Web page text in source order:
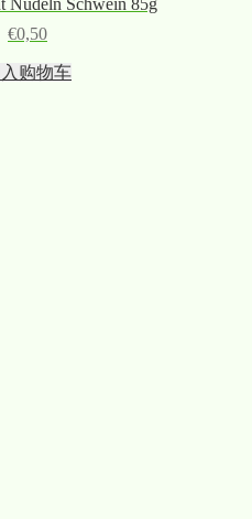
Nudeln Schwein 85g
€0,50
购物车